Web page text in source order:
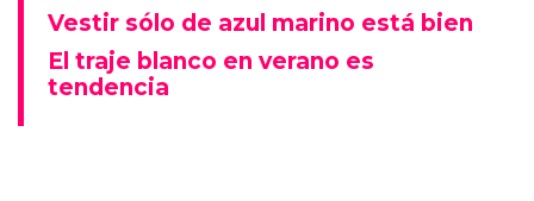
Vestir sólo de azul marino está bien
El traje blanco en verano es
tendencia